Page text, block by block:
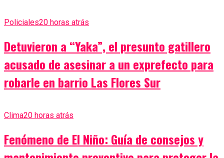
Policiales20 horas atrás
Detuvieron a “Yaka”, el presunto gatillero
acusado de asesinar a un exprefecto para
robarle en barrio Las Flores Sur
Clima20 horas atrás
Fenómeno de El Niño: Guía de consejos y